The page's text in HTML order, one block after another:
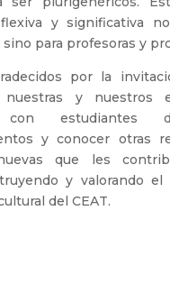
y significativa
para profesoras y
por la
y nuestros
con estudiantes
y conocer otras
que les
y valorando el
del CEAT.